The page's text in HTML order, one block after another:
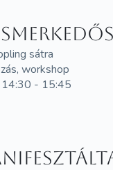
sátra
workshop
- 15:45